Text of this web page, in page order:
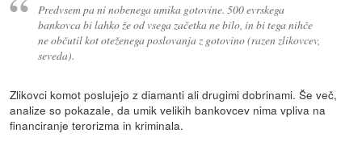
Predvsem pa ni nobenega umika gotovine. 500 evrskega
bankovca bi lahko že od vsega začetka ne bilo, in bi tega nihče
ne občutil kot oteženega poslovanja z gotovino (razen zlikovcev,
seveda).
Zlikovci komot poslujejo z diamanti ali drugimi dobrinami. Še več,
analize so pokazale, da umik velikih bankovcev nima vpliva na
financiranje terorizma in kriminala.